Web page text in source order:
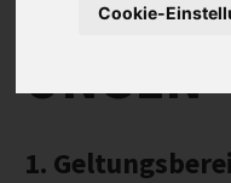
Cookie-
HAFTUNGSAUSSCHLUSS
WIDERRUFSFORMULAR
UNGEN
1.